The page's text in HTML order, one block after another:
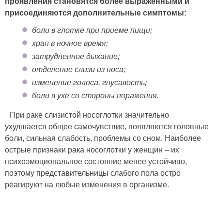
присоединяются дополнительные симптомы:
боли в глотке при приеме пищи;
храп в ночное время;
затрудненное дыхание;
отделение слизи из носа;
изменение голоса, гнусавость;
боли в ухе со стороны поражения.
При раке слизистой носоглотки значительно
ухудшается общее самочувствие, появляются головные
боли, сильная слабость, проблемы со сном. Наиболее
острые признаки рака носоглотки у женщин – их
психоэмоциональное состояние менее устойчиво,
поэтому представительницы слабого пола остро
реагируют на любые изменения в организме.